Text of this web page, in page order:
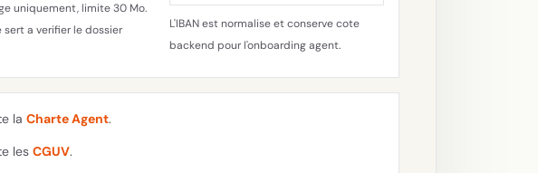
uniquement, limite 30 Mo.
a verifier le dossier
L'IBAN est normalise et conserve cote
backend pour l'onboarding agent.
la Charte Agent.
les CGUV.